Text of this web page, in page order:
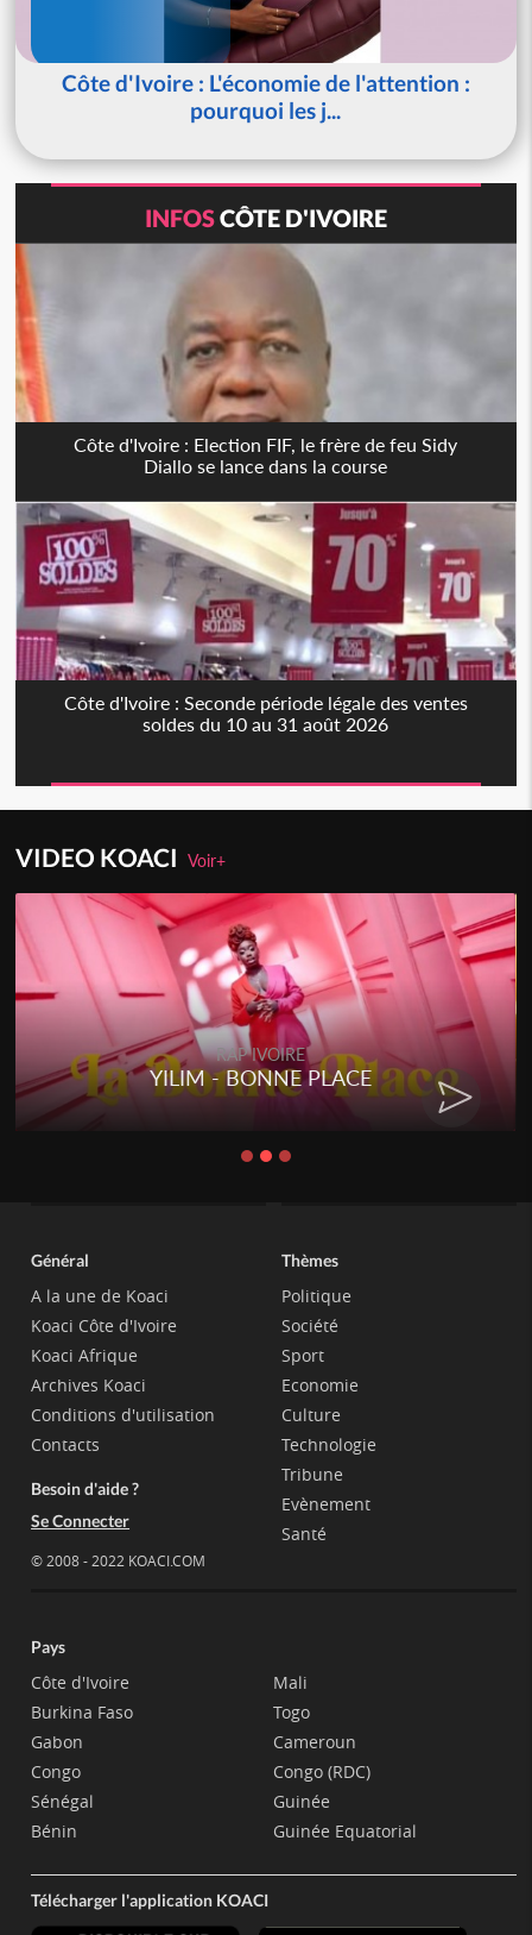
Côte d'Ivoire : L'économie de l'attention :
pourquoi les j...
INFOSCÔTE D'IVOIRE
Côte d'Ivoire : Election FIF, le frère de feu Sidy
Diallo se lance dans la course
Côte d'Ivoire : Seconde période légale des ventes
soldes du 10 au 31 août 2026
VIDEO KOACIVoir+
RAP IVOIRE
YILIM - BONNE PLACE
Général
A la une de Koaci
Koaci Côte d'Ivoire
Koaci Afrique
Archives Koaci
Conditions d'utilisation
Contacts
Besoin d'aide ?
Se Connecter
© 2008 - 2022 KOACI.COM
Thèmes
Politique
Société
Sport
Economie
Culture
Technologie
Tribune
Evènement
Santé
Pays
Côte d'Ivoire
Burkina Faso
Gabon
Congo
Sénégal
Bénin
Mali
Togo
Cameroun
Congo (RDC)
Guinée
Guinée Equatorial
Télécharger l'application KOACI